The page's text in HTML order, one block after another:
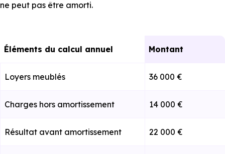
ne peut pas être amorti.
Éléments du calcul annuel Montant
Loyers meublés 36 000 €
Charges hors amortissement 14 000 €
Résultat avant amortissement 22 000 €